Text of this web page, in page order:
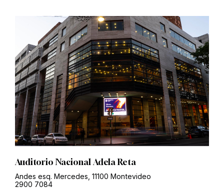
Auditorio Nacional Adela Reta
Andes esq. Mercedes, 11100 Montevideo
2900 7084